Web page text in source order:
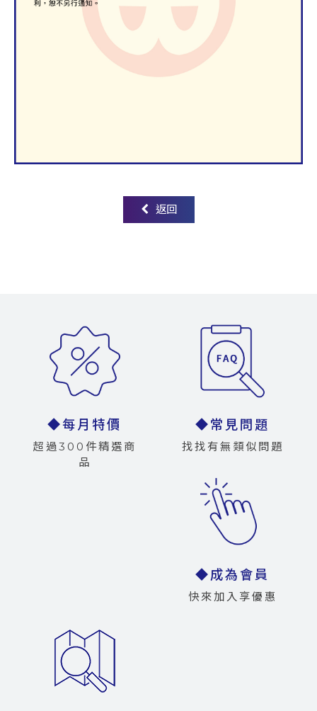
返回
◆每月特價
超過300件精選商
品
◆常見問題
找找有無類似問題
◆成為會員
快來加入享優惠